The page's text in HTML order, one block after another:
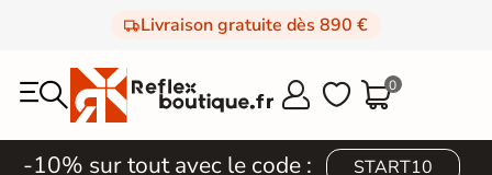
Livraison gratuite dès 890 €
  0
-10% sur tout avec le code : START10